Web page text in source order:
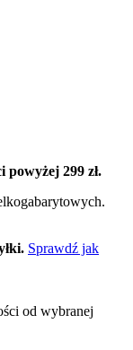
299 zł.
Sprawdź jak
od wybranej